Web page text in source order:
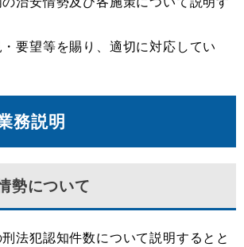
要望等を賜り、適切に対応してい
務説明
勢について
法犯認知件数について説明するとと